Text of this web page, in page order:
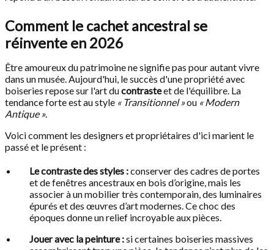
Comment le cachet ancestral se
réinvente en 2026
Être amoureux du patrimoine ne signifie pas pour autant vivre
dans un musée. Aujourd'hui, le succès d'une propriété avec
boiseries repose sur l'art ducontrasteet de l'équilibre. La
tendance forte est au style « Transitionnel »ou « Modern
Antique ».
Voici comment les designers et propriétaires d'ici marient le
passé et le présent :
Le contraste des styles :conserver des cadres de portes
et de fenêtres ancestraux en bois d’origine, mais les
associer à un mobilier très contemporain, des luminaires
épurés et des œuvres d’art modernes. Ce choc des
époques donne un relief incroyable aux pièces.
Jouer avec la peinture :si certaines boiseries massives